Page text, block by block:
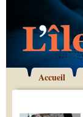
Accueil